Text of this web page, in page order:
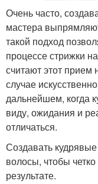
Стрижки для
лица
Стрижки на
Очень часто,
мастера
такой подход
процессе стрижки
считают этот прием
случае
дальнейшем, когда
виду, ожидания и
отличаться.
Создавать
волосы, чтобы
результате.